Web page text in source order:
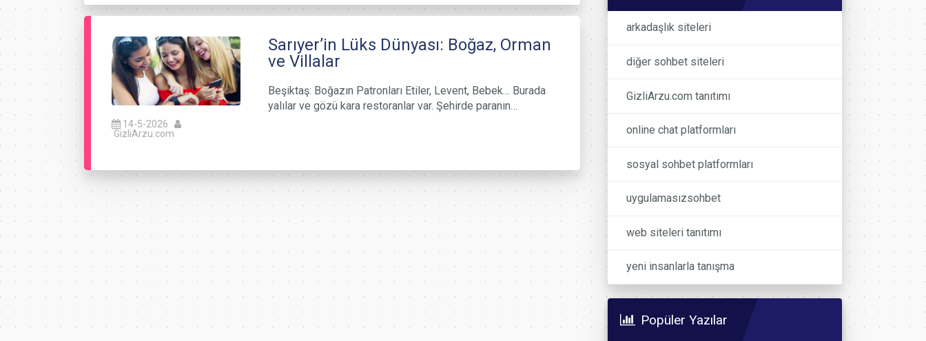
14-5-2026
GizliArzu.com
Sarıyer’in Lüks Dünyası: Boğaz, Orman
ve Villalar
Beşiktaş: Boğazın Patronları Etiler, Levent, Bebek… Burada
yalılar ve gözü kara restoranlar var. Şehirde paranın…
arkadaşlık siteleri
diğer sohbet siteleri
GizliArzu.com tanıtımı
online chat platformları
sosyal sohbet platformları
uygulamasızsohbet
web siteleri tanıtımı
yeni insanlarla tanışma
Popüler Yazılar